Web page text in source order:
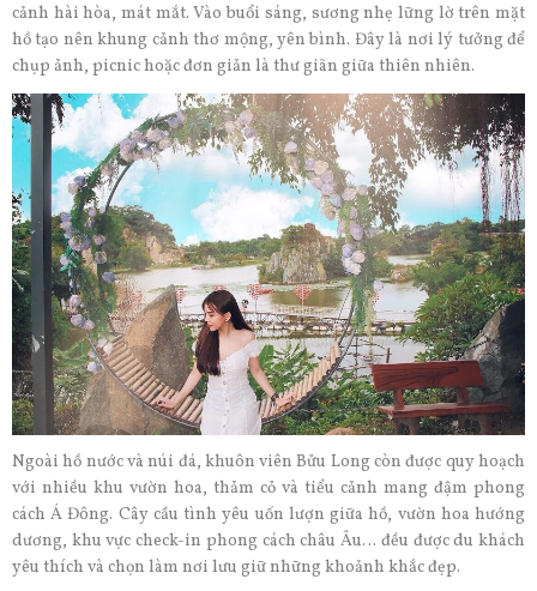
cảnh hài hòa, mát mắt. Vào buổi sáng, sương nhẹ lững lờ trên mặt
hồ tạo nên khung cảnh thơ mộng, yên bình. Đây là nơi lý tưởng để
chụp ảnh, picnic hoặc đơn giản là thư giãn giữa thiên nhiên.
Ngoài hồ nước và núi đá, khuôn viên Bửu Long còn được quy hoạch
với nhiều khu vườn hoa, thảm cỏ và tiểu cảnh mang đậm phong
cách Á Đông. Cây cầu tình yêu uốn lượn giữa hồ, vườn hoa hướng
dương, khu vực check-in phong cách châu Âu… đều được du khách
yêu thích và chọn làm nơi lưu giữ những khoảnh khắc đẹp.